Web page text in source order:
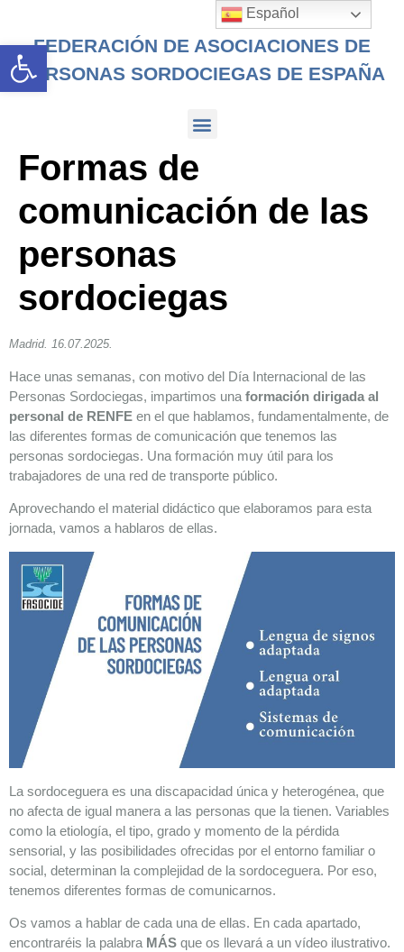
Abrir barra de herramientas
FEDERACIÓN DE ASOCIACIONES DE
PERSONAS SORDOCIEGAS DE ESPAÑA
Formas de
comunicación de las
personas
sordociegas
Madrid. 16.07.2025.
Hace unas semanas, con motivo del Día Internacional de las
Personas Sordociegas, impartimos una formación dirigada al
personal de RENFE en el que hablamos, fundamentalmente, de
las diferentes formas de comunicación que tenemos las
personas sordociegas. Una formación muy útil para los
trabajadores de una red de transporte público.
Aprovechando el material didáctico que elaboramos para esta
jornada, vamos a hablaros de ellas.
La sordoceguera es una discapacidad única y heterogénea, que
no afecta de igual manera a las personas que la tienen. Variables
como la etiología, el tipo, grado y momento de la pérdida
sensorial, y las posibilidades ofrecidas por el entorno familiar o
social, determinan la complejidad de la sordoceguera. Por eso,
tenemos diferentes formas de comunicarnos.
Os vamos a hablar de cada una de ellas. En cada apartado,
encontraréis la palabra MÁS que os llevará a un vídeo ilustrativo.
Español